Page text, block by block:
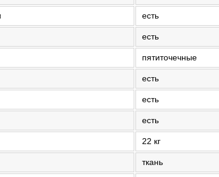
есть
есть
пятиточечные
есть
есть
есть
22 кг
ткань